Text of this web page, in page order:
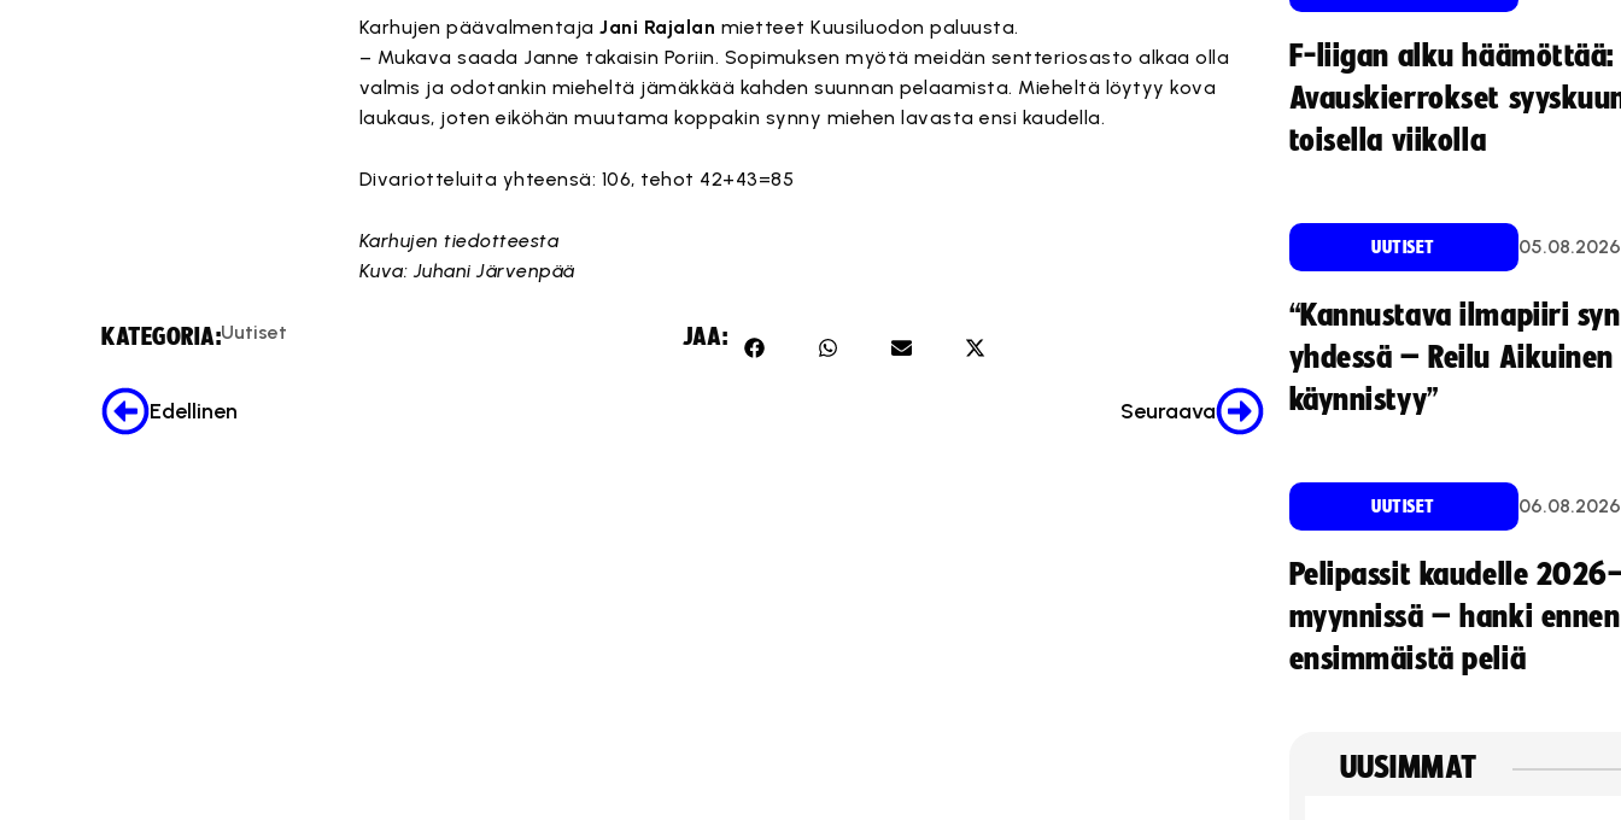
Karhujen päävalmentajaJani Rajalan mietteet Kuusiluodon paluusta.
– Mukava saada Janne takaisin Poriin. Sopimuksen myötä meidän sentteriosasto alkaa olla
valmis ja odotankin mieheltä jämäkkää kahden suunnan pelaamista. Mieheltä löytyy kova
laukaus, joten eiköhän muutama koppakin synny miehen lavasta ensi kaudella.
Divariotteluita yhteensä: 106, tehot 42+43=85
Karhujen tiedotteesta
Kuva: Juhani Järvenpää
KATEGORIA:Uutiset JAA:
Edellinen Seuraava
F-liigan alku häämöttää:
Avauskierrokset
toisella viikolla
UUTISET 05.08.2026
“Kannustava ilmapiiri
yhdessä – Reilu
käynnistyy”
UUTISET 06.08.2026
Pelipassit kaudelle
myynnissä – hanki ennen
ensimmäistä peliä
UUSIMMAT